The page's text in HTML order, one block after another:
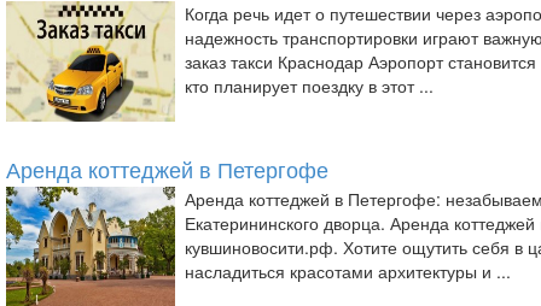
Когда речь идет о путешествии через
надежность транспортировки играют
заказ такси Краснодар Аэропорт
кто планирует поездку в этот ...
Аренда коттеджей в Петергофе
Аренда коттеджей в Петергофе:
Екатерининского дворца. Аренда
кувшиновосити.рф. Хотите ощутить себя в
насладиться красотами архитектуры и ...